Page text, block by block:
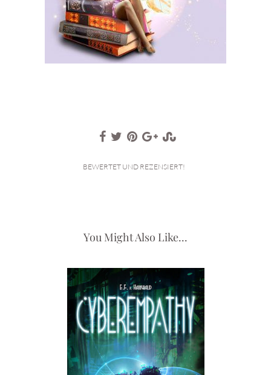
BEWERTET UND REZENSIERT!
You Might Also Like...